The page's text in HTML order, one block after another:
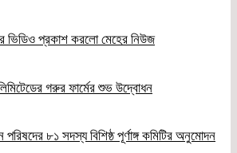
ভিডিও প্রকাশ করলো মেহের নিউজ
গরুর ফার্মের শুভ উদ্বোধন
৮১ সদস্য বিশিষ্ঠ পূর্ণাঙ্গ কমিটির অনুমোদন